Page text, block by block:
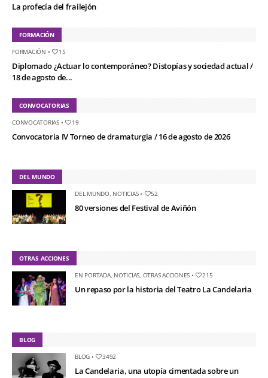
La profecía del frailejón
FORMACIÓN
FORMACIÓN • 15
Diplomado ¿Actuar lo contemporáneo? Distopías y sociedad actual /
18 de agosto de...
CONVOCATORIAS
CONVOCATORIAS• 19
Convocatoria IV Torneo de dramaturgia / 16 de agosto de 2026
DEL MUNDO
DEL MUNDO, NOTICIAS• 52
80 versiones del Festival de Aviñón
OTRAS ACCIONES
EN PORTADA, NOTICIAS OTRAS ACCIONES • 215
Un repaso por la historia del Teatro La Candelaria
BLOG
BLOG • 3492
La Candelaria, una utopía cimentada sobre un